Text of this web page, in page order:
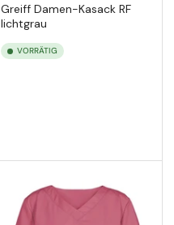
Greiff Damen-Kasack RF
lichtgrau
VORRÄTIG